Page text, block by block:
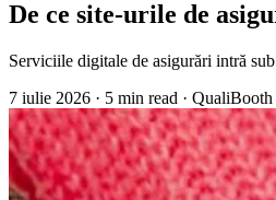
De ce site-urile de
Serviciile digitale de asigurări intră
7 iulie 2026 · 5 min read · QualiBooth